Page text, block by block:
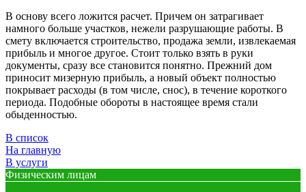
В основу всего ложится расчет. Причем он затрагивает
намного больше участков, нежели разрушающие работы. В
смету включается строительство, продажа земли, извлекаемая
прибыль и многое другое. Стоит только взять в руки
документы, сразу все становится понятно. Прежний дом
приносит мизерную прибыль, а новый объект полностью
покрывает расходы (в том числе, снос), в течение короткого
периода. Подобные обороты в настоящее время стали
обыденностью.
В список
На главную
В услуги
Физическим лицам